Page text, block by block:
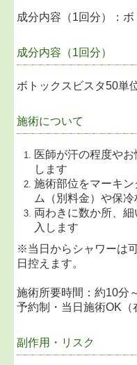
成分内容（1回分）：
成分内容（1回分）
ボトックスビスタ50単
施術について
医師が汗の程度や
します
施術部位をマーキ
ム（別料金）や保
両わきに数か所、
入します
※当日からシャワーは
日控えます。
施術所要時間：約10分
予約制・当日施術OK（
副作用・リスク